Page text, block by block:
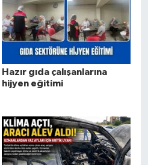
Hazır gıda çalışanlarına
hijyen eğitimi